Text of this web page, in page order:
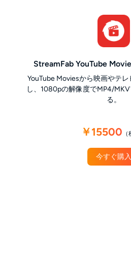
StreamFab YouTube
YouTube Moviesから映画やテ
し、1080pの解像度でMP4/
る。
￥15500
今すぐ購入